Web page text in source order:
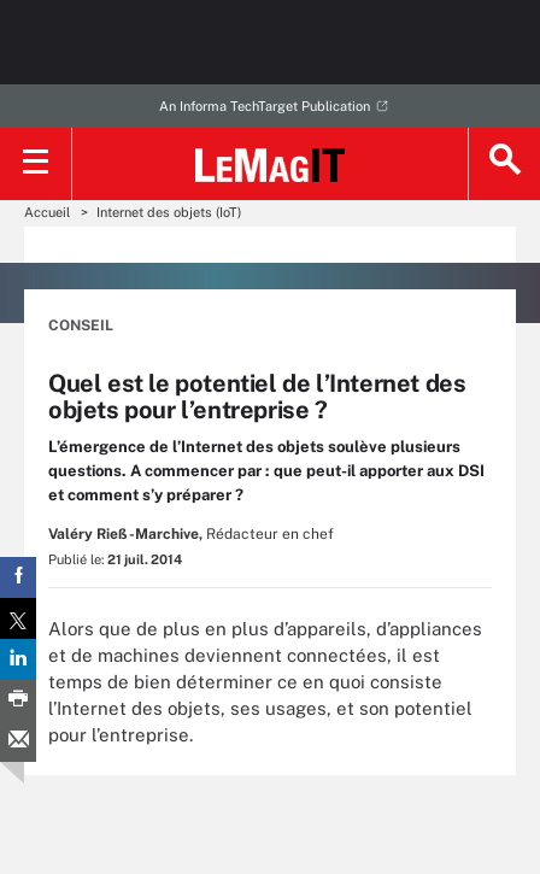
An Informa TechTarget Publication
Accueil Internet des objets (IoT)
CONSEIL
Quel est le potentiel de l’Internet des
objets pour l’entreprise ?
L’émergence de l’Internet des objets soulève plusieurs
questions. A commencer par : que peut-il apporter aux DSI
et comment s’y préparer ?
Valéry Rieß-Marchive, Rédacteur en chef
Publié le: 21 juil. 2014
Alors que de plus en plus d’appareils, d’appliances
et de machines deviennent connectées, il est
temps de bien déterminer ce en quoi consiste
l’Internet des objets, ses usages, et son potentiel
pour l’entreprise.